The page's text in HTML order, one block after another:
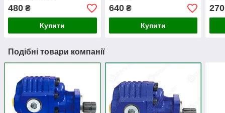
480 ₴
Купити
640₴
Купити
270
Подібні товари компанії